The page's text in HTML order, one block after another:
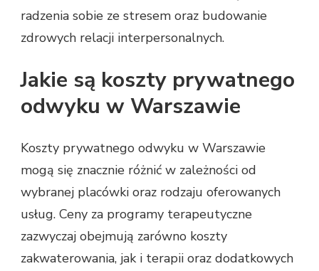
radzenia sobie ze stresem oraz budowanie
zdrowych relacji interpersonalnych.
Jakie są koszty prywatnego
odwyku w Warszawie
Koszty prywatnego odwyku w Warszawie
mogą się znacznie różnić w zależności od
wybranej placówki oraz rodzaju oferowanych
usług. Ceny za programy terapeutyczne
zazwyczaj obejmują zarówno koszty
zakwaterowania, jak i terapii oraz dodatkowych